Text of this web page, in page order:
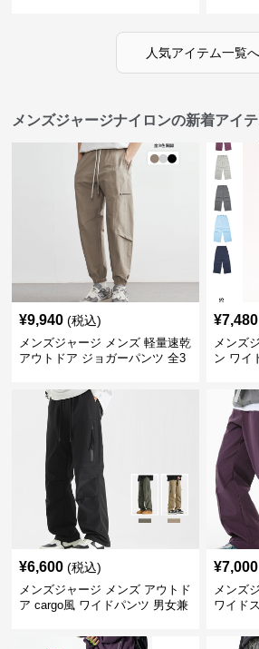
人気アイテム一覧へ
メンズジャージナイロンの新着アイ
¥9,940 (税込)
メンズジャージ メンズ 軽量速乾
アウトドア ジョガーパンツ 全3
¥7,480
メンズ
ン ワイ
¥6,600 (税込)
メンズジャージ メンズ アウトド
ア cargo風 ワイドパンツ 男女兼
¥7,000
メンズ
ワイド